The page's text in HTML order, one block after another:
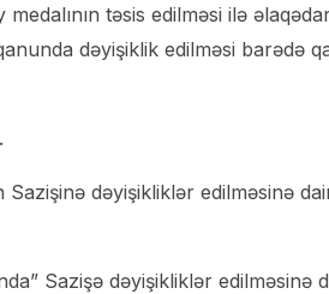
təsis edilməsi ilə
dəyişiklik edilməsi barədə
Sazişinə dəyişikliklər edilməsinə
Sazişə dəyişikliklər edilməsinə